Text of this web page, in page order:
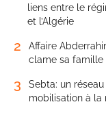
liens entre le
et l’Algérie
2
Affaire
clame sa famille
3
Sebta: un
mobilisation à la